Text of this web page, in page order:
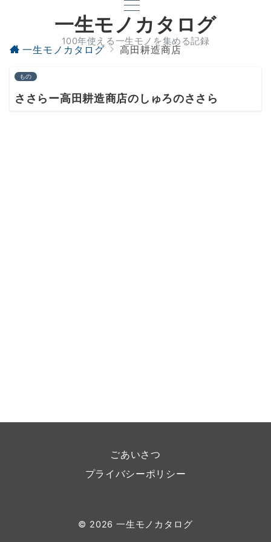
一生モノカタログ
100年使える一生モノを集める記録
一生モノカタログ 高田耕造商店
もの
ささらー高田耕造商店のしゅろのささら
ごあいさつ
プライバシーポリシー
© 2026一生モノカタログ